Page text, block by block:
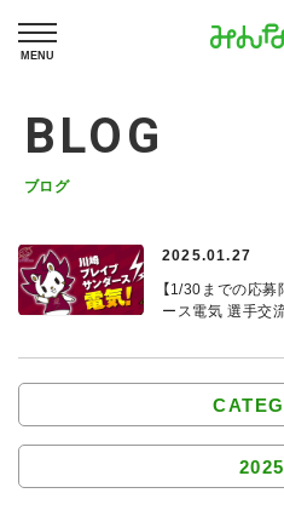
MENU
BLOG
ブログ
2025.01.27
【1/30までの応募
ース電気 選手交